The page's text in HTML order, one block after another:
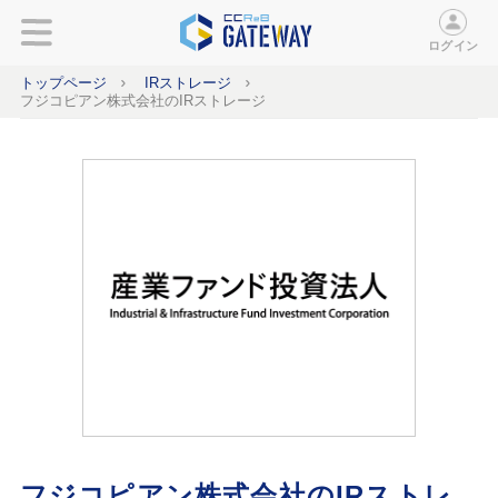
ログイン
トップページ
IRストレージ
フジコピアン株式会社のIRストレージ